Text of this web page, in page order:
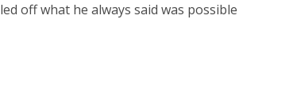
off what he always said was possible